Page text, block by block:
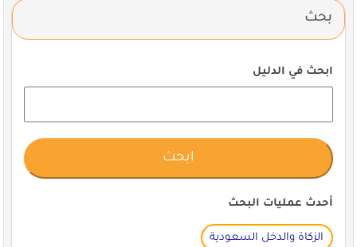
بحث
ابحث في الدليل
أحدث عمليات البحث
الزكاة والدخل السعودية